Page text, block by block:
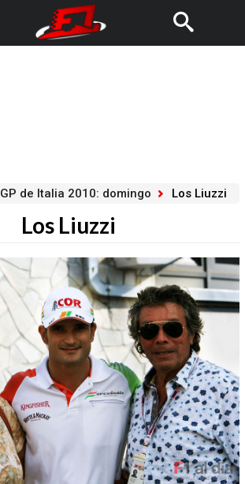
GP de Italia 2010: domingo Los Liuzzi
Los Liuzzi